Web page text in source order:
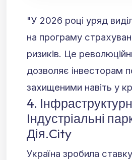
"У 2026 році уряд
на програму
ризиків. Це
дозволяє інвесторам
захищеними навіть у
4.
Індустріальні
Дія.City
Україна зробила